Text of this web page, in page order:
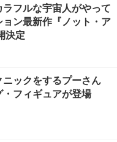
フルな宇宙人がやって
ン最新作『ノット・ア
決定
ックをするプーさん
フィギュアが登場